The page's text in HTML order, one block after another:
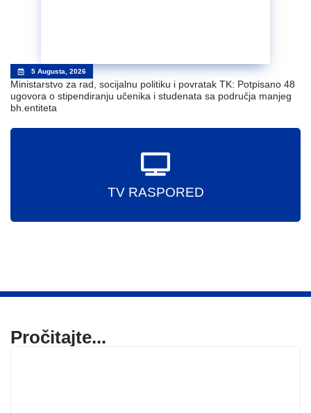
5 Augusta, 2026
Ministarstvo za rad, socijalnu politiku i povratak TK: Potpisano 48
ugovora o stipendiranju učenika i studenata sa područja manjeg
bh.entiteta
TV RASPORED
Pročitajte...